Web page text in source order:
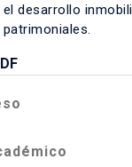
desarrollo